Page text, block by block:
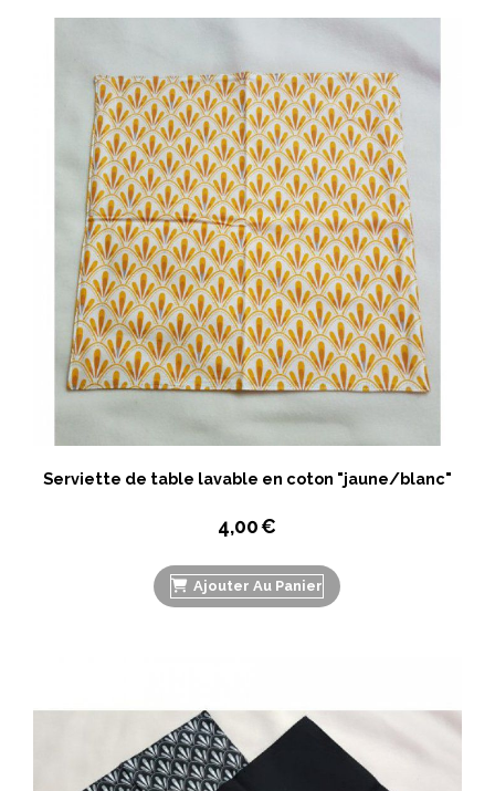
Serviette de table lavable en coton "jaune/blanc"
4,00€
Ajouter Au Panier